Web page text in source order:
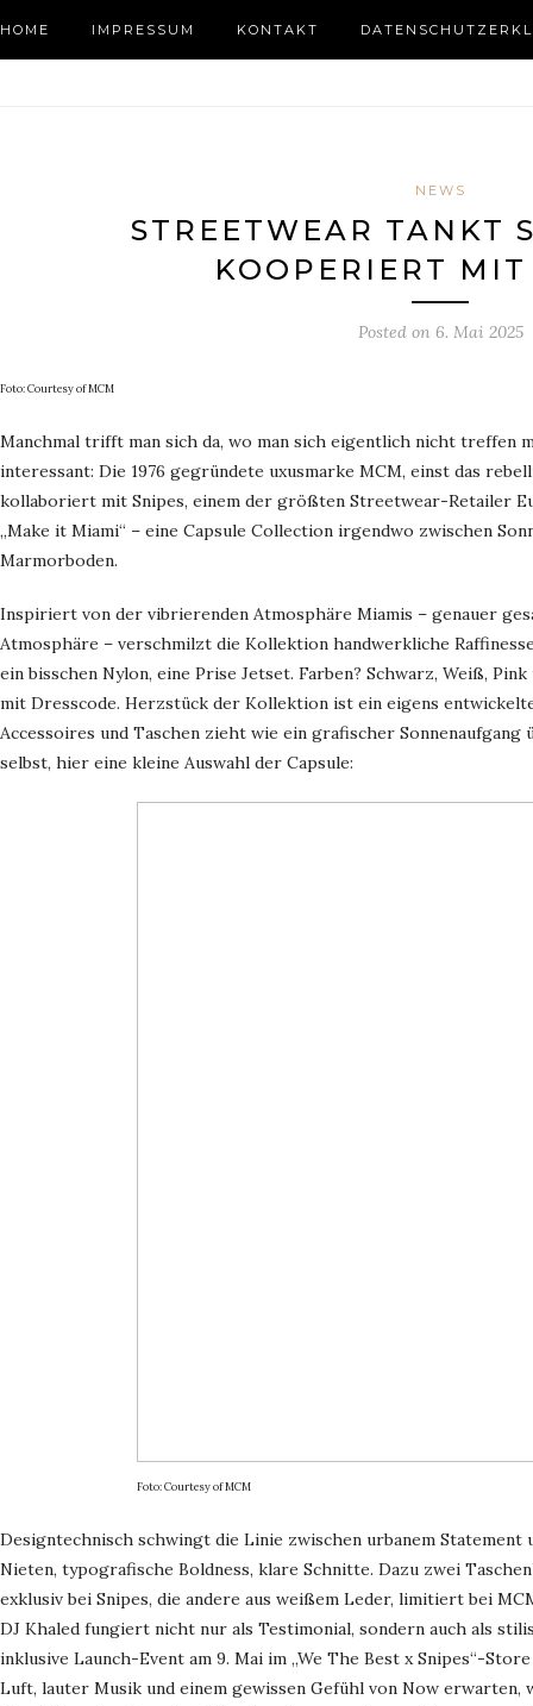
HOME IMPRESSUM KONTAKT
NEWS
STREETWEAR TANKT
KOOPERIERT
Posted on 6. Mai 2025
Foto: Courtesy of MCM
Manchmal trifft man sich da, wo man sich eigentlich nicht treffen
interessant: Die 1976 gegründete uxusmarke MCM, einst das
kollaboriert mit Snipes, einem der größten Streetwear-Retailer
„Make it Miami“ – eine Capsule Collection irgendwo zwischen
Marmorboden.
Inspiriert von der vibrierenden Atmosphäre Miamis – genauer
Atmosphäre – verschmilzt die Kollektion handwerkliche
ein bisschen Nylon, eine Prise Jetset. Farben? Schwarz, Weiß,
mit Dresscode. Herzstück der Kollektion ist ein eigens
Accessoires und Taschen zieht wie ein grafischer Sonnenaufgang
selbst, hier eine kleine Auswahl der Capsule:
Foto: Courtesy of MCM
Designtechnisch schwingt die Linie zwischen urbanem
Nieten, typografische Boldness, klare Schnitte. Dazu zwei
exklusiv bei Snipes, die andere aus weißem Leder, limitiert bei
DJ Khaled fungiert nicht nur als Testimonial, sondern auch als
inklusive Launch-Event am 9. Mai im „We The Best x Snipes“-
Luft, lauter Musik und einem gewissen Gefühl von Now erwarten,